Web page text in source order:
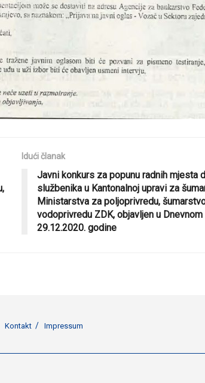
Idući članak
Javni konkurs za popunu radnih mjesta
službenika u Kantonalnoj upravi za
Ministarstva za poljoprivredu,
vodoprivredu ZDK, objavljen u Dnevnom
29.12.2020. godine
Kontakt Impressum